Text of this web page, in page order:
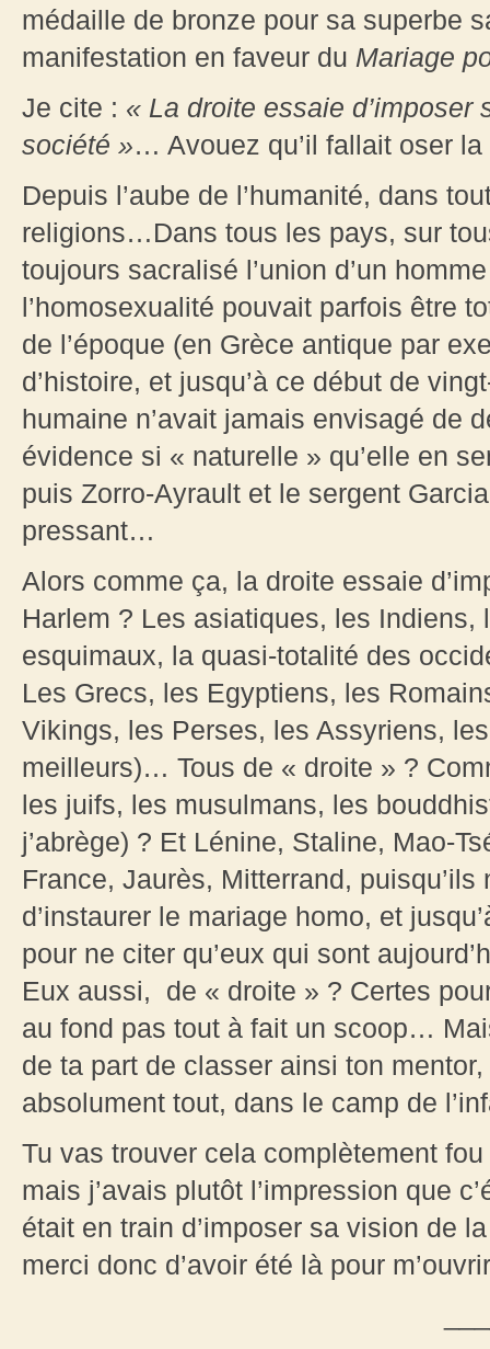
médaille de bronze pour sa superbe
manifestation en faveur du Mariage
Je cite : « La droite essaie
société »… Avouez qu’il fallait oser
Depuis l’aube de l’humanité, dans
religions…Dans tous les pays, sur
toujours sacralisé l’union d’un
l’homosexualité pouvait parfois être
de l’époque (en Grèce antique par
d’histoire, et jusqu’à ce début de
humaine n’avait jamais envisagé de
évidence si « naturelle » qu’elle en
puis Zorro-Ayrault et le sergent
pressant…
Alors comme ça, la droite essaie
Harlem ? Les asiatiques, les
esquimaux, la quasi-totalité des
Les Grecs, les Egyptiens, les
Vikings, les Perses, les Assyriens,
meilleurs)… Tous de « droite » ?
les juifs, les musulmans, les
j’abrège) ? Et Lénine, Staline, Mao-
France, Jaurès, Mitterrand,
d’instaurer le mariage homo, et
pour ne citer qu’eux qui sont
Eux aussi, de « droite » ? Certes
au fond pas tout à fait un scoop…
de ta part de classer ainsi ton
absolument tout, dans le camp de
Tu vas trouver cela complètement
mais j’avais plutôt l’impression que
était en train d’imposer sa vision de
merci donc d’avoir été là pour